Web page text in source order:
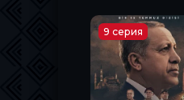
9 серия